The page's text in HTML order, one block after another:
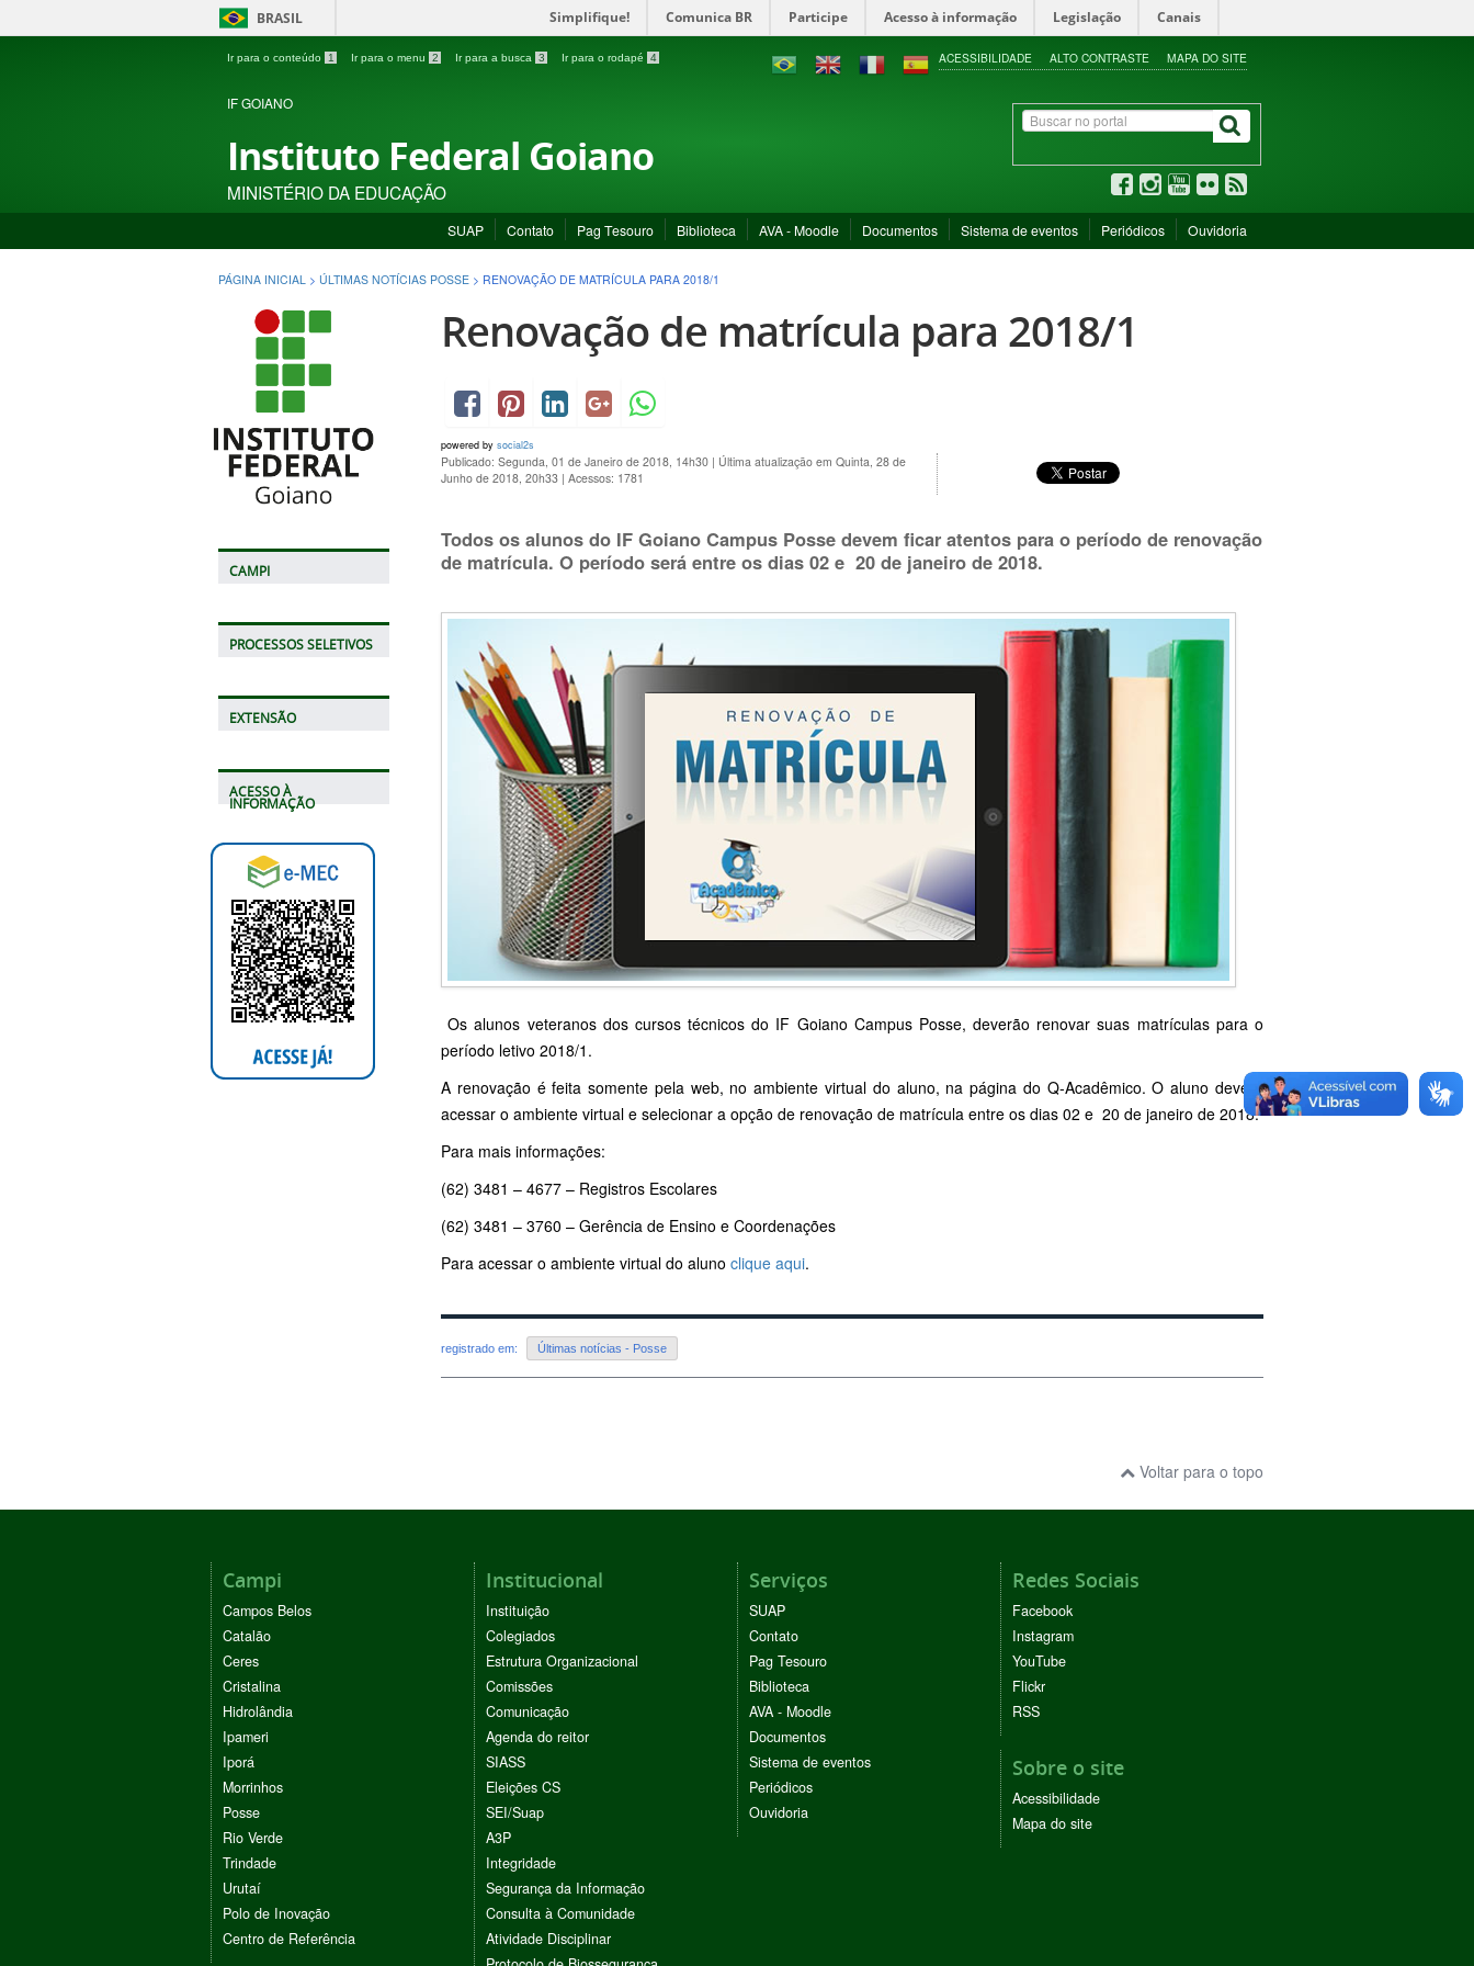
BRASIL Simplifique! Comunica BR Participe Acesso à informação Legislação Canais
Ir para o conteúdo 1 Ir para o menu 2 Ir para a busca 3 Ir para o rodapé 4 ACESSIBILIDADE ALTO CONTRASTE MAPA DO SITE
IF GOIANO
Instituto Federal Goiano
MINISTÉRIO DA EDUCAÇÃO
SUAP Contato Pag Tesouro Biblioteca AVA - Moodle Documentos Sistema de eventos Periódicos Ouvidoria
PÁGINA INICIAL > ÚLTIMAS NOTÍCIAS POSSE > RENOVAÇÃO DE MATRÍCULA PARA 2018/1
CAMPI
PROCESSOS SELETIVOS
EXTENSÃO
ACESSO À
INFORMAÇÃO
Renovação de matrícula para 2018/1
powered by social2s
Publicado: Segunda, 01 de Janeiro de 2018, 14h30 | Última atualização em Quinta, 28 de
Junho de 2018, 20h33 | Acessos: 1781
Todos os alunos do IF Goiano Campus Posse devem ficar atentos para o período de renovação
de matrícula. O período será entre os dias 02 e 20 de janeiro de 2018.
Os alunos veteranos dos cursos técnicos do IF Goiano Campus Posse, deverão renovar suas matrículas para o
período letivo 2018/1.
A renovação é feita somente pela web, no ambiente virtual do aluno, na página do Q-Acadêmico. O aluno deverá
acessar o ambiente virtual e selecionar a opção de renovação de matrícula entre os dias 02 e 20 de janeiro de 2018.
Para mais informações:
(62) 3481 – 4677 – Registros Escolares
(62) 3481 – 3760 – Gerência de Ensino e Coordenações
Para acessar o ambiente virtual do aluno clique aqui.
registrado em: Últimas notícias - Posse
Voltar para o topo
Campi
Campos Belos
Catalão
Ceres
Cristalina
Hidrolândia
Ipameri
Iporá
Morrinhos
Posse
Rio Verde
Trindade
Urutaí
Polo de Inovação
Centro de Referência
Institucional
Instituição
Colegiados
Estrutura Organizacional
Comissões
Comunicação
Agenda do reitor
SIASS
Eleições CS
SEI/Suap
A3P
Integridade
Segurança da Informação
Consulta à Comunidade
Atividade Disciplinar
Serviços
SUAP
Contato
Pag Tesouro
Biblioteca
AVA - Moodle
Documentos
Sistema de eventos
Periódicos
Ouvidoria
Redes Sociais
Facebook
Instagram
YouTube
Flickr
RSS
Sobre o site
Acessibilidade
Mapa do site